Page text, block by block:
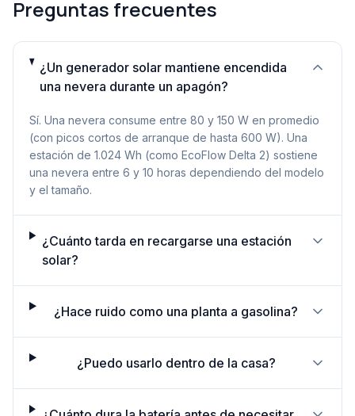
Preguntas frecuentes
¿Un generador solar mantiene encendida
una nevera durante un apagón?
Sí. Una nevera consume entre 80 y 150 W en promedio
(con picos cortos de arranque de hasta 600 W). Una
estación de 1.024 Wh (como EcoFlow Delta 2) sostiene
una nevera entre 6 y 10 horas dependiendo del modelo
y el tamaño.
¿Cuánto tarda en recargarse una estación
solar?
¿Hace ruido como una planta a gasolina?
¿Puedo usarlo dentro de la casa?